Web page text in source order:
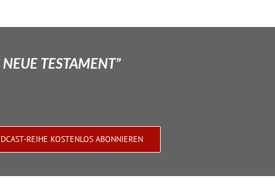
TESTAMENT”
REIHE KOSTENLOS ABONNIEREN